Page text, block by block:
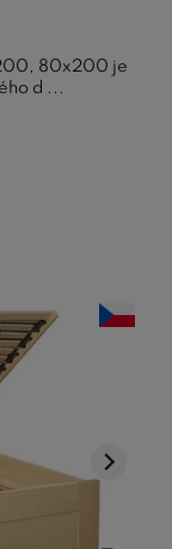
80x200 je
d ...